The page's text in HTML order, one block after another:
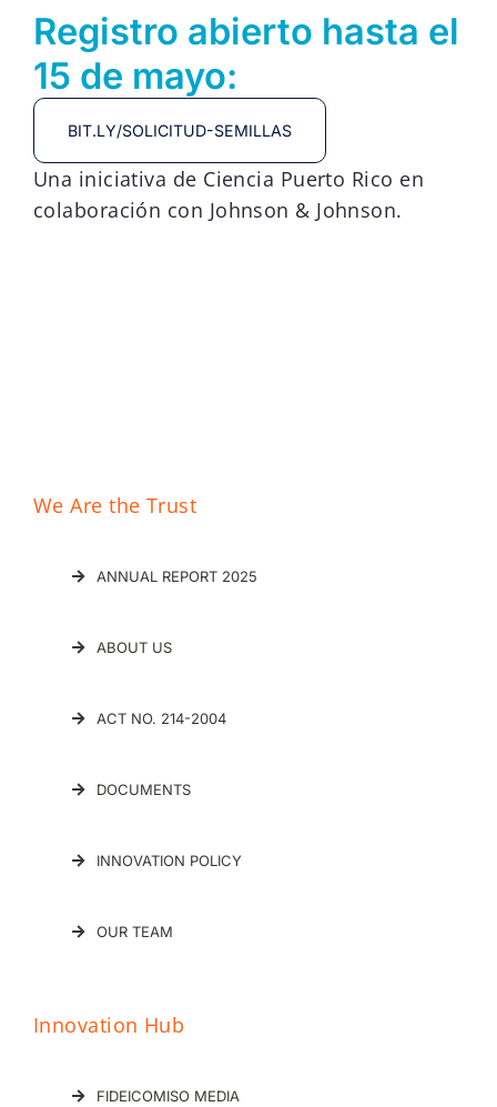
Registro abierto hasta el
15 de mayo:
BIT.LY/SOLICITUD-SEMILLAS
Una iniciativa de Ciencia Puerto Rico en
colaboración con Johnson & Johnson.
We Are the Trust
ANNUAL REPORT 2025
ABOUT US
ACT NO. 214-2004
DOCUMENTS
INNOVATION POLICY
OUR TEAM
Innovation Hub
FIDEICOMISO MEDIA